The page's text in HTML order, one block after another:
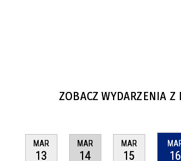
ZOBACZ WYDARZENIA Z
MAR
13
MAR
14
MAR
15 16